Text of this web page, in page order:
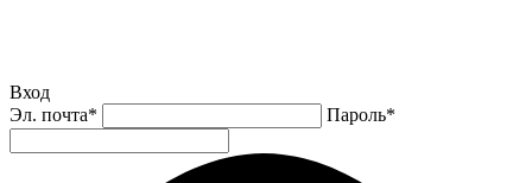
Вход
Эл. почта* Пароль*